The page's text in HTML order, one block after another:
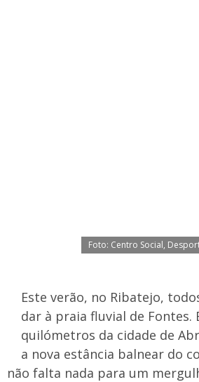
Foto: Centro Social,
Este verão, no Ribatejo,
dar à praia fluvial de Fontes.
quilómetros da cidade de
a nova estância balnear do
não falta nada para um